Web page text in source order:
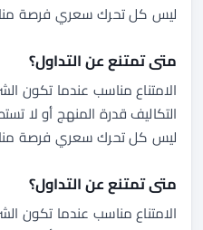
ليس كل تحرك سعري فرصة
متى تمتنع عن التداول؟
الامتناع مناسب عندما تكون
التكاليف قدرة المنهج أو لا
ليس كل تحرك سعري فرصة
متى تمتنع عن التداول؟
الامتناع مناسب عندما تكون